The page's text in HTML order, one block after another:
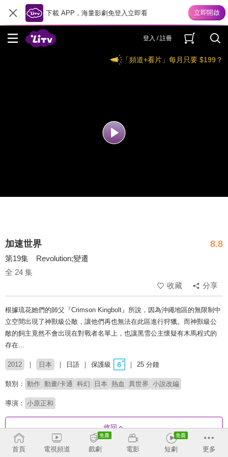
下載 APP，海量影劇免登入立即看
登入 / 註冊
「頻道+看片」每月只要 $199？
加速世界 8.8
第19集 Revolution;變遷
全 24 集
收藏
分享
根據琉花她們的師父『Crimson Kingbolt』所說，因為沖繩地區的無限制中
立空間出現了神獸級公敵，讓他們再也無法在此區進行狩獵。而神獸級公
敵的飼主竟然不會出現在對戰者名單上，也讓黑雪公主懷疑有木馬程式的
存在...
2012 日本 日語 保護級 25 分鐘
類別： 動作 動畫/卡通 科幻 日本 熱血 異世界 小說改編
導演： 小原正和
收回
首頁 電視頻道 戲劇 電影 短劇 更多